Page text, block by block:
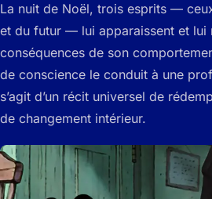
La nuit de Noël, trois esprits —
et du futur — lui apparaissent et lui
conséquences de son
de conscience le conduit à une
s’agit d’un récit universel de
de changement intérieur.